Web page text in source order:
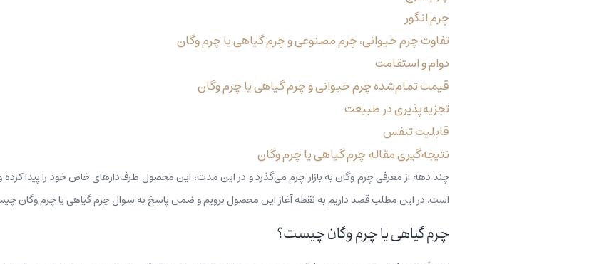
چرم انگور
تفاوت چرم حیوانی، چرم مصنوعی و چرم گیاهی یا چرم وگان
دوام و استقامت
قیمت تمام‌شده چرم حیوانی و چرم گیاهی یا چرم وگان
تجزیه‌پذیری در طبیعت
قابلیت تنفس
نتیجه‌گیری مقاله چرم گیاهی یا چرم وگان
چند دهه از معرفی چرم وگان به بازار چرم می‌گذرد و در این مدت، این محصول طرف‌دارهای خاص خود را پیدا
است. در این مطلب قصد داریم به نقطه آغاز این محصول برویم و ضمن پاسخ به سوال چرم گیاهی یا چرم وگان
چرم گیاهی یا چرم وگان چیست؟